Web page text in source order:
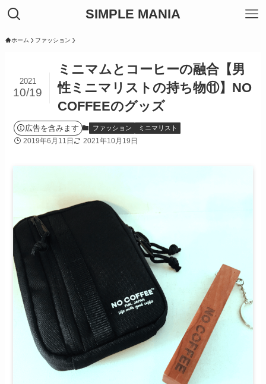
SIMPLE MANIA
ホーム ファッション
ミニマムとコーヒーの融合【男
性ミニマリストの持ち物⑪】NO
COFFEEのグッズ
2021
10/19
広告を含みます ファッション ミニマリスト
2019年6月11日 2021年10月19日